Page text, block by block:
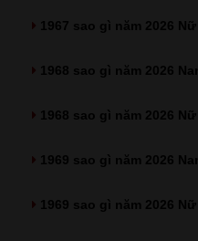
1967 sao gì năm 2026
1968 sao gì năm 2026
1968 sao gì năm 2026
1969 sao gì năm 2026
1969 sao gì năm 2026